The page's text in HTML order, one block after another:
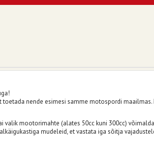
nende esimesi samme motospordi maailmas.
mootorimahte (alates 50cc kuni 300cc)
mudeleid, et vastata iga sõitja